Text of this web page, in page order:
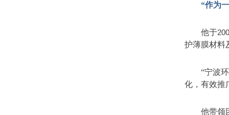
“作为
他于
护薄膜材料
“宁波
化，有效推
他带领